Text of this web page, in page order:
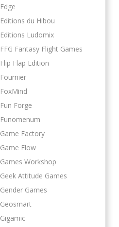
Edge
Editions du Hibou
Editions Ludomix
FFG Fantasy Flight Games
Flip Flap Edition
Fournier
FoxMind
Fun Forge
Funomenum
Game Factory
Game Flow
Games Workshop
Geek Attitude Games
Gender Games
Geosmart
Gigamic